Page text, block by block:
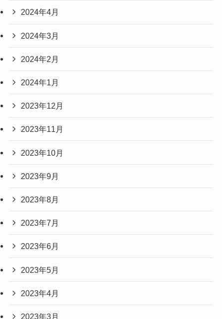
2024年4月
2024年3月
2024年2月
2024年1月
2023年12月
2023年11月
2023年10月
2023年9月
2023年8月
2023年7月
2023年6月
2023年5月
2023年4月
2023年3月